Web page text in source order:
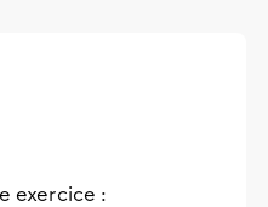
exercice :